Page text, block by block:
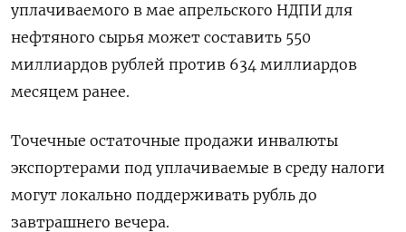
уплачиваемого в мае апрельского НДПИ для
нефтяного сырья может составить 550
миллиардов рублей против 634 миллиардов
месяцем ранее.
Точечные остаточные продажи инвалюты
экспортерами под уплачиваемые в среду налоги
могут локально поддерживать рубль до
завтрашнего вечера.